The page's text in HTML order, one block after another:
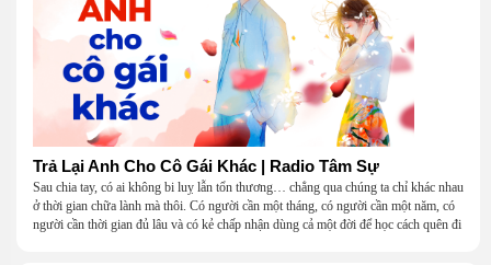
Trả Lại Anh Cho Cô Gái Khác | Radio Tâm Sự
Sau chia tay, có ai không bi luỵ lẫn tổn thương… chẳng qua chúng ta chỉ khác nhau
ở thời gian chữa lành mà thôi. Có người cần một tháng, có người cần một năm, có
người cần thời gian đủ lâu và có kẻ chấp nhận dùng cả một đời để học cách quên đi